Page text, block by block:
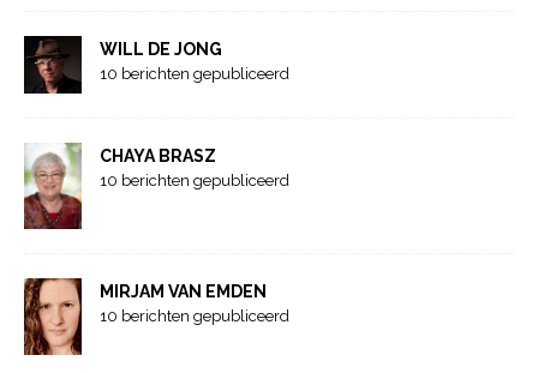
WILL DE JONG
10 berichten gepubliceerd
CHAYA BRASZ
10 berichten gepubliceerd
MIRJAM VAN EMDEN
10 berichten gepubliceerd